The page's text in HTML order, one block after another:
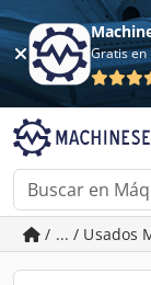
/ ... / Usados